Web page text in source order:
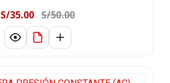
S/35.00 S/50.00